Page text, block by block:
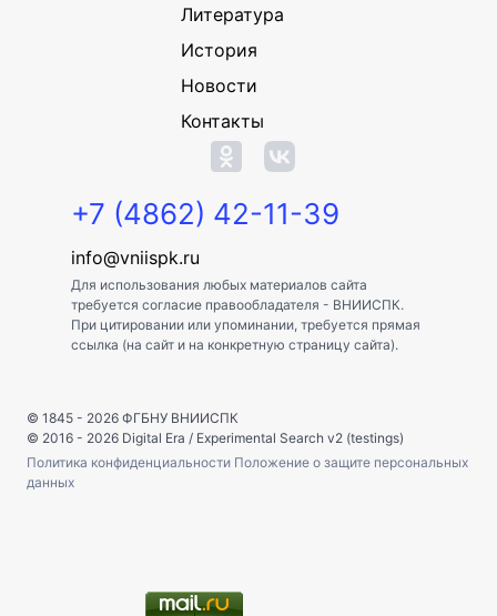
Литература
История
Новости
Контакты
+7 (4862) 42-11-39
info@vniispk.ru
Для использования любых материалов сайта
требуется согласие правообладателя - ВНИИСПК.
При цитировании или упоминании, требуется прямая
ссылка (на сайт и на конкретную страницу сайта).
© 1845 - 2026 ФГБНУ ВНИИСПК
© 2016 - 2026 Digital Era / Experimental Search v2 (testings)
Политика конфиденциальности Положение о защите персональных
данных